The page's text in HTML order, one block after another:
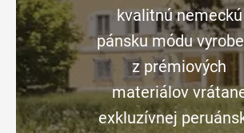
kvalitnú nemeckú
pánsku módu
z prémiových
materiálov
exkluzívnej